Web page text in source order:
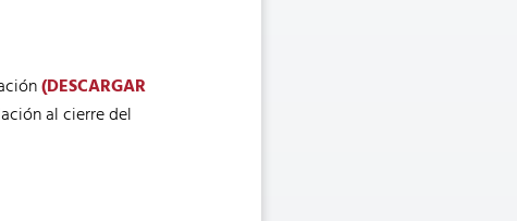
(DESCARGAR
al cierre del